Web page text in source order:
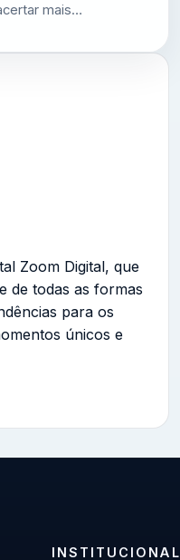
mais…
Zoom Digital, que
de todas as formas
para os
únicos e
INSTITUCIONAL